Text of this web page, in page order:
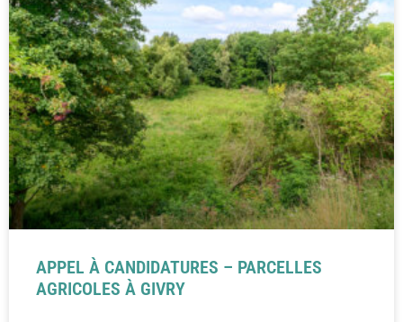
APPEL À CANDIDATURES – PARCELLES
AGRICOLES À GIVRY